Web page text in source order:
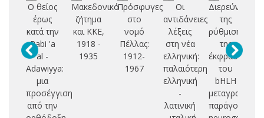
Ο θείος
έρως
κατά την
Rabi 'a
al -
Adawiyya:
μια
προσέγγιση
από την
Μακεδονικό
ζήτημα
και ΚΚΕ,
1918 -
1935
Πρόσφυγες
στο
νομό
Πέλλας:
1912-
1967
Οι
αντιδάνειες
λέξεις
στη νέα
ελληνική:
παλαιότερη
ελληνική
-
λατινική
Διερεύνηση
της
ρύθμισης
της
έκφρασης
του
bHLH
μεταγραφικού
παράγοντα